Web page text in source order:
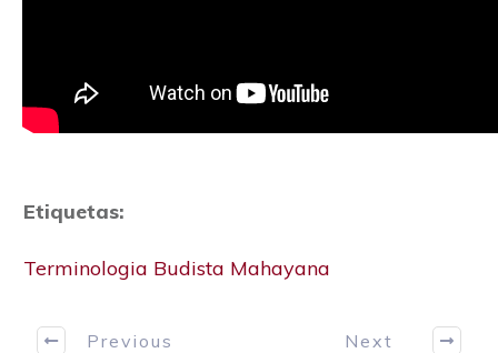
Etiquetas:
Terminologia Budista Mahayana
Previous Next